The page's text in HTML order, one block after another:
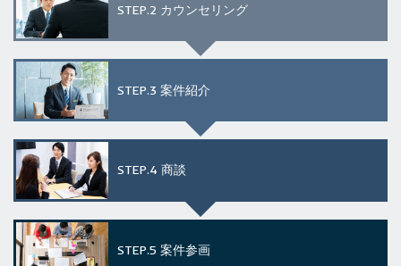
STEP.2 カウンセリング
STEP.3 案件紹介
STEP.4 商談
STEP.5 案件参画